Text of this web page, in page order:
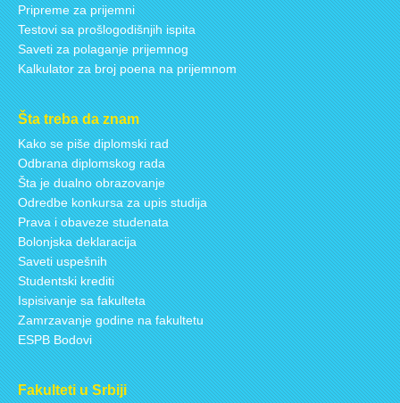
Pripreme za prijemni
Testovi sa prošlogodišnjih ispita
Saveti za polaganje prijemnog
Kalkulator za broj poena na prijemnom
Šta treba da znam
Kako se piše diplomski rad
Odbrana diplomskog rada
Šta je dualno obrazovanje
Odredbe konkursa za upis studija
Prava i obaveze studenata
Bolonjska deklaracija
Saveti uspešnih
Studentski krediti
Ispisivanje sa fakulteta
Zamrzavanje godine na fakultetu
ESPB Bodovi
Fakulteti u Srbiji